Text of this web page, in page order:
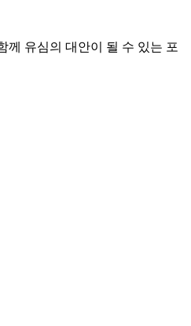
께 유심의 대안이 될 수 있는 포